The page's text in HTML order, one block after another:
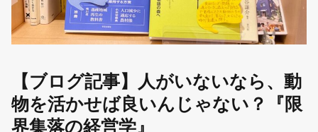
【ブログ記事】人がいないなら、動
物を活かせば良いんじゃない？『限
界集落の経営学』